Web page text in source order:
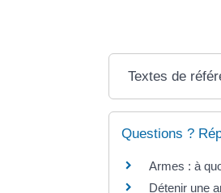
Textes de
Questions ?
Armes : à
Détenir une